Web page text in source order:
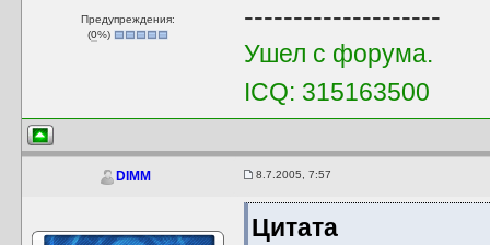
Предупреждения:
(0%)
--------------------
Ушел с форума.
ICQ: 315163500
DIMM 8.7.2005, 7:57
Цитата